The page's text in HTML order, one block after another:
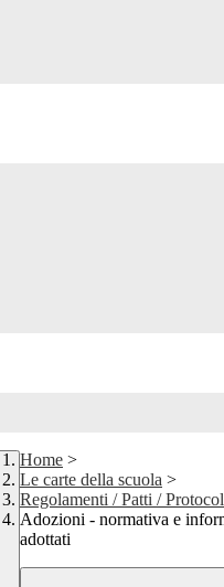
Home >
Le carte della scuola >
Regolamenti / Patti /
Adozioni - normativa e
adottati